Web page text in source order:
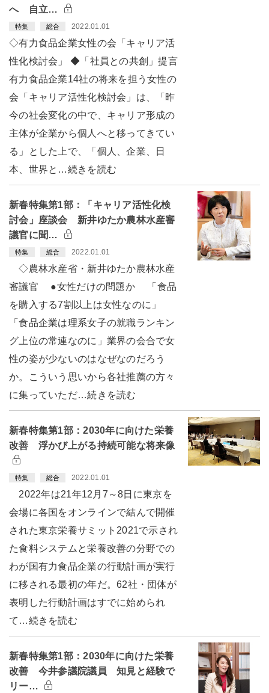
へ 自立…
特集 総合 2022.01.01
◇有力食品企業女性の会「キャリア活
性化検討会」 ◆「社員との共創」提言
有力食品企業14社の将来を担う女性の
会「キャリア活性化検討会」は、「昨
今の社会変化の中で、キャリア形成の
主体が企業から個人へと移ってきてい
る」とした上で、「個人、企業、日
本、世界と…続きを読む
新春特集第1部：「キャリア活性化検
討会」座談会 新井ゆたか農林水産審
議官に聞…
特集 総合 2022.01.01
◇農林水産省・新井ゆたか農林水産
審議官 ●女性だけの問題か 「食品
を購入する7割以上は女性なのに」
「食品企業は理系女子の就職ランキン
グ上位の常連なのに」業界の会合で女
性の姿が少ないのはなぜなのだろう
か。こういう思いから各社推薦の方々
に集っていただ…続きを読む
新春特集第1部：2030年に向けた栄養
改善 浮かび上がる持続可能な将来像
特集 総合 2022.01.01
2022年は21年12月7～8日に東京を
会場に各国をオンラインで結んで開催
された東京栄養サミット2021で示され
た食料システムと栄養改善の分野での
わが国有力食品企業の行動計画が実行
に移される最初の年だ。62社・団体が
表明した行動計画はすでに始められ
て…続きを読む
新春特集第1部：2030年に向けた栄養
改善 今井参議院議員 知見と経験で
リー…